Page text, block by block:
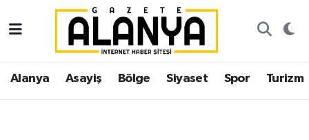
Alanya Asayiş Bölge Siyaset Spor Turizm
Alanya
Asayiş
İstanbul Nöbetçi Eczaneler
İstanbul Hava Durumu